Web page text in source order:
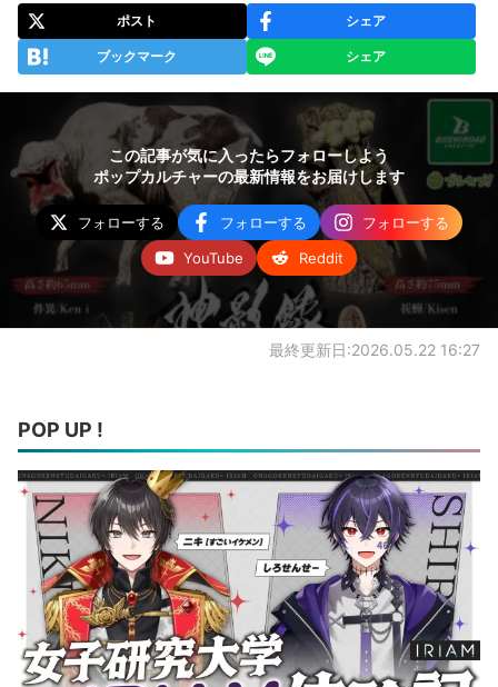
ポスト シェア
ブックマーク シェア
この記事が気に入ったらフォローしよう
ポップカルチャーの最新情報をお届けします
フォローする フォローする
フォローする
YouTube
Reddit
最終更新日:2026.05.22 16:27
POP UP !